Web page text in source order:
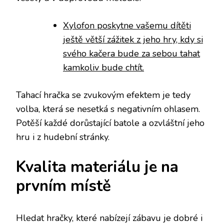
Xylofon poskytne vašemu dítěti
ještě větší zážitek z jeho hry, kdy si
svého kačera bude za sebou tahat
kamkoliv bude chtít.
Tahací hračka se zvukovým efektem je tedy
volba, která se nesetká s negativním ohlasem.
Potěší každé dorůstající batole a ozvláštní jeho
hru i z hudební stránky.
Kvalita materiálu je na
prvním místě
Hledat hračky, které nabízejí zábavu je dobré i